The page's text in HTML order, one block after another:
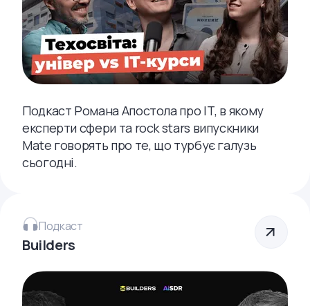
Подкаст Романа Апостола про ІТ, в якому
експерти сфери та rock stars випускники
Mate говорять про те, що турбує галузь
сьогодні.
Подкаст
Builders